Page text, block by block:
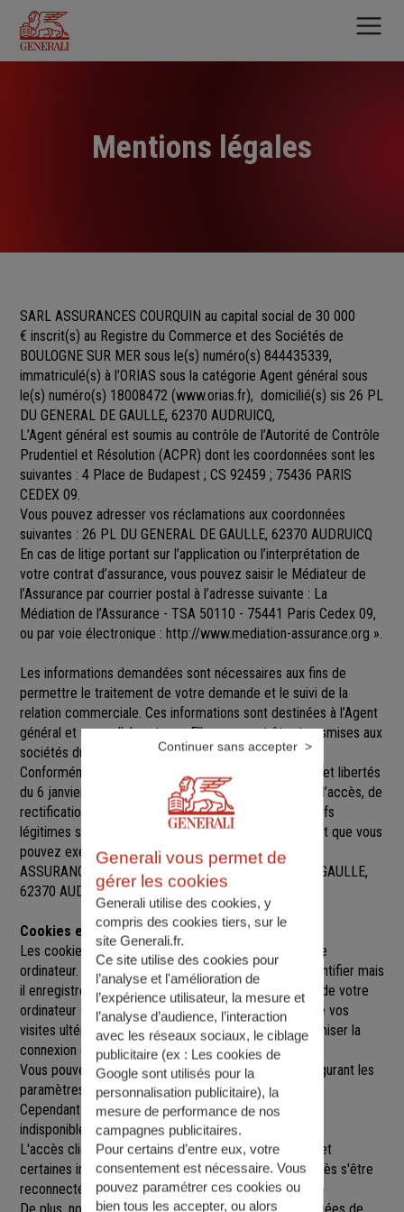
contenu
principal
Mentions légales
SARL ASSURANCES COURQUIN au capital social de 30 000
€ inscrit(s) au Registre du Commerce et des Sociétés de
BOULOGNE SUR MER sous le(s) numéro(s) 844435339,
immatriculé(s) à l’ORIAS sous la catégorie Agent général sous
le(s) numéro(s) 18008472 (www.orias.fr), domicilié(s) sis 26 PL
DU GENERAL DE GAULLE, 62370 AUDRUICQ,
L’Agent général est soumis au contrôle de l’Autorité de Contrôle
Prudentiel et Résolution (ACPR) dont les coordonnées sont les
suivantes : 4 Place de Budapest ; CS 92459 ; 75436 PARIS
CEDEX 09.
Vous pouvez adresser vos réclamations aux coordonnées
suivantes : 26 PL DU GENERAL DE GAULLE, 62370 AUDRUICQ
En cas de litige portant sur l’application ou l’interprétation de
votre contrat d’assurance, vous pouvez saisir le Médiateur de
l’Assurance par courrier postal à l’adresse suivante : La
Médiation de l’Assurance - TSA 50110 - 75441 Paris Cedex 09,
ou par voie électronique : http://www.mediation-assurance.org ».
Les informations demandées sont nécessaires aux fins de
permettre le traitement de votre demande et le suivi de la
relation commerciale. Ces informations sont destinées à l’Agent
général et ses collaborateurs. Elles pourront être transmises aux
sociétés du groupe GENERALI.
Conformément aux dispositions de la loi Informatique et libertés
du 6 janvier 1978 modifiée, vous disposez d’un droit d’accès, de
rectification, de suppression et d’opposition pour motifs
légitimes sur l’ensemble des données vous concernant que vous
pouvez exercer sur simple demande auprès de SARL
ASSURANCES COURQUIN
26 PL DU GENERAL DE GAULLE,
62370 AUDRUICQ ,audruicq@agence.generali.fr.
Cookies et sessions
Les cookies sont de petits fichiers implantés sur votre
ordinateur. Un cookie ne nous permet pas de vous identifier mais
il enregistre des informations relatives à la navigation de votre
ordinateur sur notre site que nous pourrons lire lors de vos
visites ultérieures afin de faciliter la navigation, d'optimiser la
connexion et de personnaliser l'utilisation du site.
Vous pouvez refuser l'utilisation des cookies en configurant les
paramètres de votre navigateur Internet.
Cependant le fait de refuser les cookies peut rendre
indisponibles toutes ou certaines parties du site.
L'accès client est construit avec un délai de session, et
certaines informations ne seront remises à jour qu'après s'être
reconnecté sur le site.
Generali vous permet de
gérer les cookies
Generali utilise des cookies, y
compris des cookies tiers, sur le
site Generali.fr.
Ce site utilise des cookies pour
l’analyse et l'amélioration de
l’expérience utilisateur, la mesure et
l’analyse d’audience, l’interaction
avec les réseaux sociaux, le ciblage
publicitaire (ex : Les cookies de
Google sont utilisés pour la
personnalisation publicitaire), la
mesure de performance de nos
campagnes publicitaires.
Pour certains d’entre eux, votre
consentement est nécessaire. Vous
pouvez paramétrer ces cookies ou
bien tous les accepter, ou alors
Continuer sans accepter